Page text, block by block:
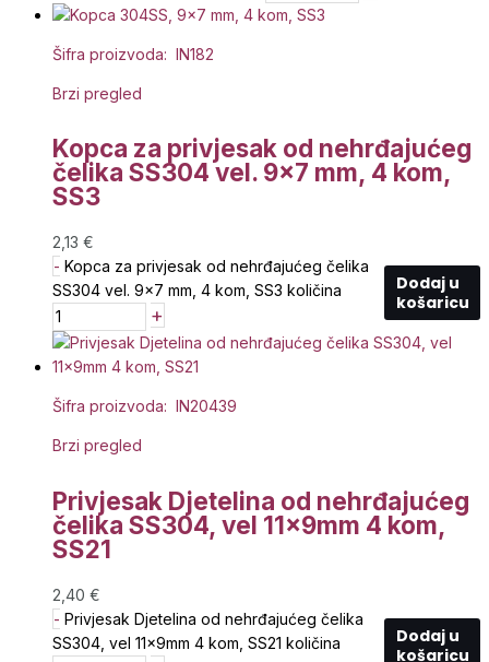
Šifra proizvoda: IN182
Brzi pregled
Kopca za privjesak od nehrđajućeg
čelika SS304 vel. 9×7 mm, 4 kom,
SS3
2,13 €
- Kopca za privjesak od nehrđajućeg čelika
SS304 vel. 9x7 mm, 4 kom, SS3 količina
+
Dodaj u
košaricu
Šifra proizvoda: IN20439
Brzi pregled
Privjesak Djetelina od nehrđajućeg
čelika SS304, vel 11x9mm 4 kom,
SS21
2,40 €
- Privjesak Djetelina od nehrđajućeg čelika
SS304, vel 11x9mm 4 kom, SS21 količina
Dodaj u
košaricu